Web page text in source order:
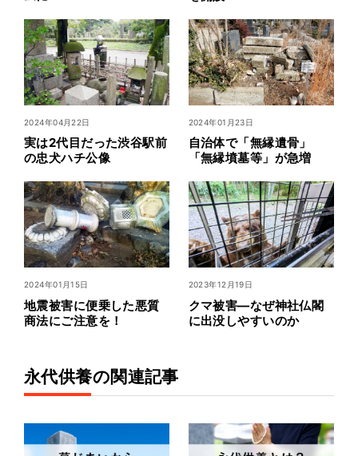
2024年04月22日
実は2代目だった渋谷駅前
の忠犬ハチ公像
2024年01月23日
自治体で「無縁遺骨」
「無縁墳墓等」が急増
2024年01月15日
地震被害に便乗した悪質
商法にご注意を！
2023年12月19日
クマ被害―なぜ神社仏閣
に出没しやすいのか
永代供養の関連記事